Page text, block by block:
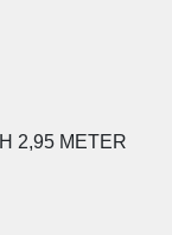
2,95 METER